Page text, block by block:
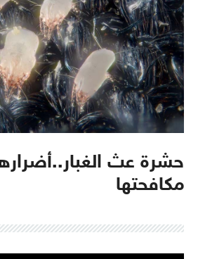
حشرة عث
مكافحتها